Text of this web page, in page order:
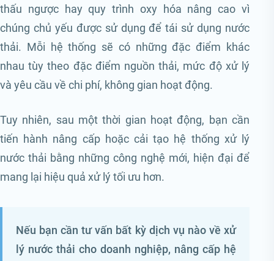
thấu ngược hay quy trình oxy hóa nâng cao vì
chúng chủ yếu được sử dụng để tái sử dụng nước
thải. Mỗi hệ thống sẽ có những đặc điểm khác
nhau tùy theo đặc điểm nguồn thải, mức độ xử lý
và yêu cầu về chi phí, không gian hoạt động.
Tuy nhiên, sau một thời gian hoạt động, bạn cần
tiến hành nâng cấp hoặc cải tạo hệ thống xử lý
nước thải bằng những công nghệ mới, hiện đại để
mang lại hiệu quả xử lý tối ưu hơn.
Nếu bạn cần tư vấn bất kỳ dịch vụ nào về xử
lý nước thải cho doanh nghiệp, nâng cấp hệ